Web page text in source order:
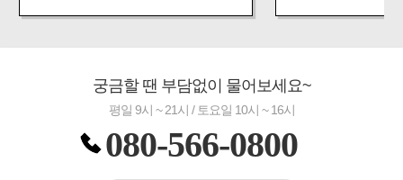
궁금할 땐 부담없이 물어보세요~
평일 9시 ~ 21시 / 토요일 10시 ~ 16시
080-566-0800